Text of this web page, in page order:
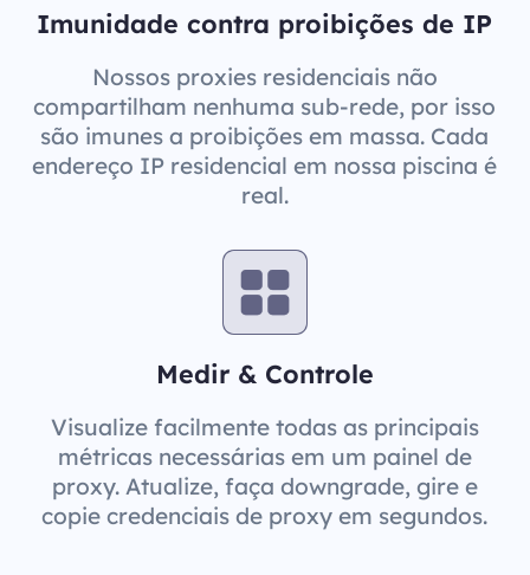
Imunidade contra proibições de IP
Nossos proxies residenciais não
compartilham nenhuma sub-rede, por isso
são imunes a proibições em massa. Cada
endereço IP residencial em nossa piscina é
real.
Medir & Controle
Visualize facilmente todas as principais
métricas necessárias em um painel de
proxy. Atualize, faça downgrade, gire e
copie credenciais de proxy em segundos.